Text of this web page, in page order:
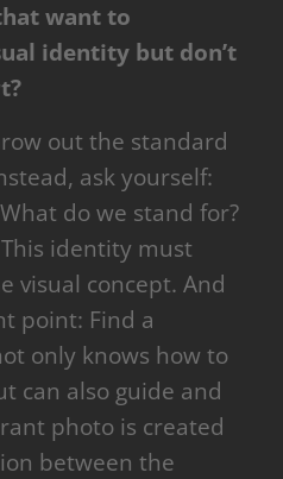
want to
identity but don’t
out the standard
ask yourself:
do we stand for?
identity must
visual concept. And
point: Find a
only knows how to
can also guide and
photo is created
between the